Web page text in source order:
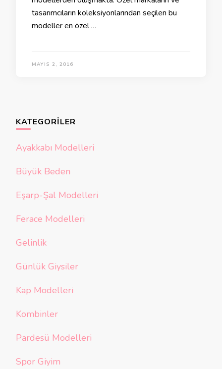
tasarımcıların koleksiyonlarından seçilen bu
modeller en özel …
MAYIS 2, 2016
KATEGORILER
Ayakkabı Modelleri
Büyük Beden
Eşarp-Şal Modelleri
Ferace Modelleri
Gelinlik
Günlük Giysiler
Kap Modelleri
Kombinler
Pardesü Modelleri
Spor Giyim